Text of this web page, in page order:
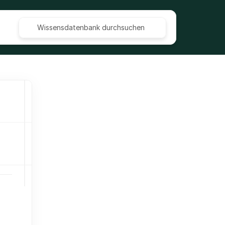
Wissensdatenbank durchsuchen